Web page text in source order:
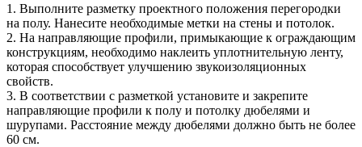
1. Выполните разметку проектного положения перегородки
на полу. Нанесите необходимые метки на стены и потолок.
2. На направляющие профили, примыкающие к ограждающим
конструкциям, необходимо наклеить уплотнительную ленту,
которая способствует улучшению звукоизоляционных
свойств.
3. В соответствии с разметкой установите и закрепите
направляющие профили к полу и потолку дюбелями и
шурупами. Расстояние между дюбелями должно быть не более
60 см.